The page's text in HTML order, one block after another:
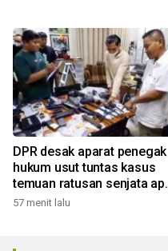
DPR desak aparat penegak
hukum usut tuntas kasus
temuan ratusan senjata api
di sekolah
57 menit lalu